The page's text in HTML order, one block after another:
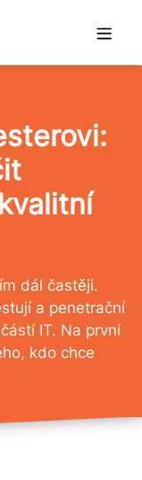
dál častěji.
a penetrační
IT. Na první
kdo chce